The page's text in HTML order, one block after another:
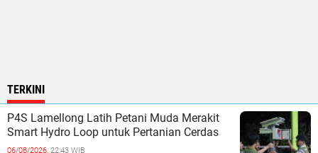
TERKINI
P4S Lamellong Latih Petani Muda Merakit
Smart Hydro Loop untuk Pertanian Cerdas
06/08/2026, 22:43 WIB